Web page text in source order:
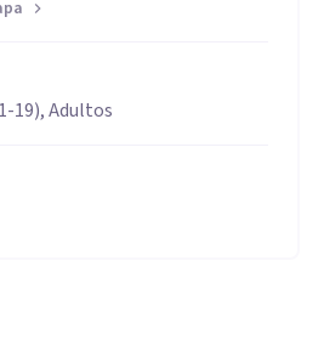
19), Adultos